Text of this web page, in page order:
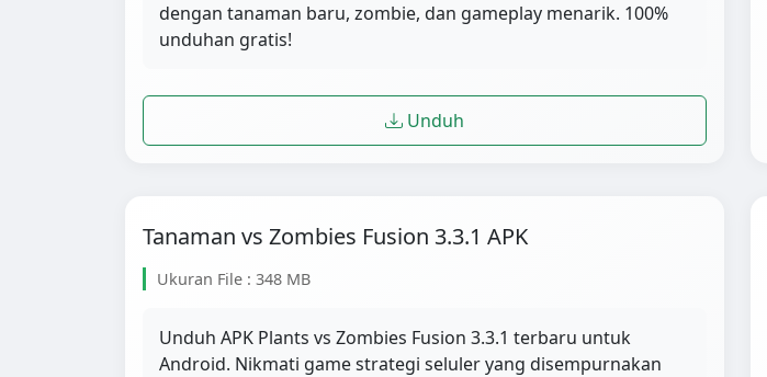
dengan tanaman baru, zombie, dan gameplay menarik. 100%
unduhan gratis!
Unduh
Tanaman vs Zombies Fusion 3.3.1 APK
Ukuran File : 348 MB
Unduh APK Plants vs Zombies Fusion 3.3.1 terbaru untuk
Android. Nikmati game strategi seluler yang disempurnakan